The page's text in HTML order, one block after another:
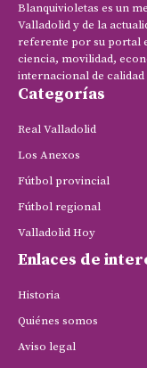
Blanquivioletas es un
Valladolid y de la
referente por su portal
ciencia, movilidad,
internacional de
Categorías
Real Valladolid
Los Anexos
Fútbol provincial
Fútbol regional
Valladolid Hoy
Enlaces de
Historia
Quiénes somos
Aviso legal